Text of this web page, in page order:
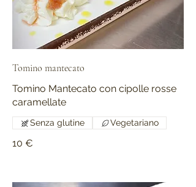
Tomino mantecato
Tomino Mantecato con cipolle rosse
caramellate
10 €
Senza glutine Vegetariano